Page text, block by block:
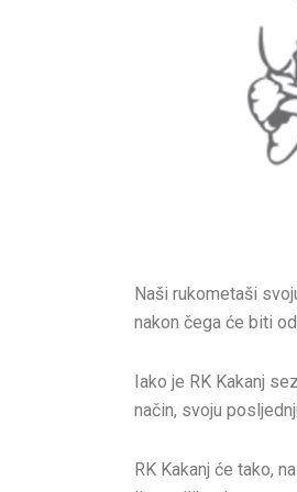
Naši rukometaši
nakon čega će biti
Iako je RK Kakanj
način, svoju
RK Kakanj će tako,